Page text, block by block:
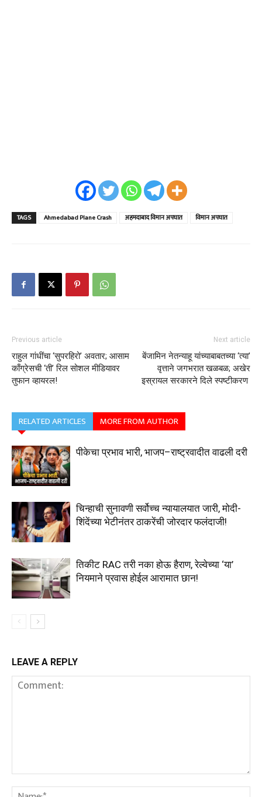
TAGS Ahmedabad Plane Crash अहमदाबाद विमान अपघात विमान अपघात
Previous article
राहुल गांधींचा ‘सुपरहिरो’ अवतार; आसाम
काँग्रेसची ‘ती’ रिल सोशल मीडियावर
तुफान व्हायरल!
Next article
बेंजामिन नेतन्याहू यांच्याबाबतच्या ‘त्या’
वृत्ताने जगभरात खळबळ; अखेर
इस्रायल सरकारने दिले स्पष्टीकरण
RELATED ARTICLES MORE FROM AUTHOR
पीकेचा प्रभाव भारी, भाजप–राष्ट्रवादीत वाढली दरी
चिन्हाची सुनावणी सर्वोच्च न्यायालयात जारी, मोदी-
शिंदेंच्या भेटीनंतर ठाकरेंची जोरदार फलंदाजी!
तिकीट RAC तरी नका होऊ हैराण, रेल्वेच्या ‘या’
नियमाने प्रवास होईल आरामात छान!
LEAVE A REPLY